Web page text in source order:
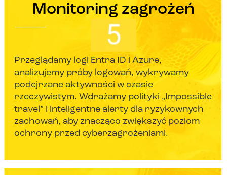
Monitoring zagrożeń
Przeglądamy logi Entra ID i Azure,
analizujemy próby logowań, wykrywamy
podejrzane aktywności w czasie
rzeczywistym. Wdrażamy polityki „Impossible
travel” i inteligentne alerty dla ryzykownych
zachowań, aby znacząco zwiększyć poziom
ochrony przed cyberzagrożeniami.